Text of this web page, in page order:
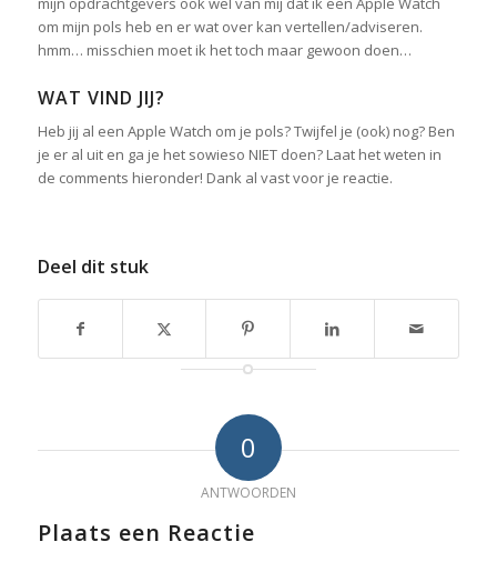
om mijn pols heb en er wat over kan vertellen/adviseren.
hmm… misschien moet ik het toch maar gewoon doen…
WAT VIND JIJ?
Heb jij al een Apple Watch om je pols?Twijfel je (ook) nog? Ben
je er al uit en ga je het sowieso NIET doen? Laat het weten in
de comments hieronder! Dank al vast voor je reactie.
Deel dit stuk
0
ANTWOORDEN
Plaats een Reactie